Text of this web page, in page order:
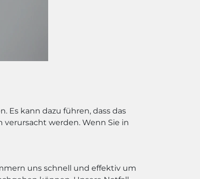
Es kann dazu führen, dass das
werden. Wenn Sie in
uns schnell und effektiv um